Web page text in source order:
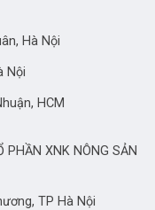
Hà Nội
Nội
HCM
PHẦN XNK NÔNG SẢN
TP Hà Nội